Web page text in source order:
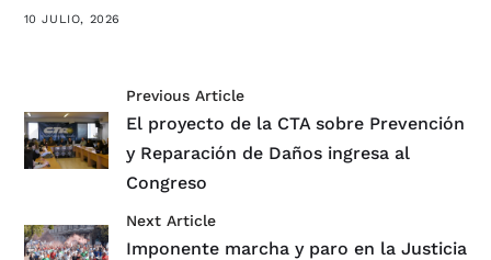
10 JULIO, 2026
Previous Article
El proyecto de la CTA sobre Prevención
y Reparación de Daños ingresa al
Congreso
Next Article
Imponente marcha y paro en la Justicia